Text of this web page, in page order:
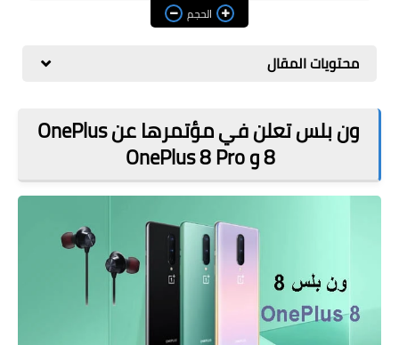
الربح من الانترنت
ذكاء اصطناعي
الحجم
محتويات المقال
ون بلس تعلن في مؤتمرها عن OnePlus
8 و OnePlus 8 Pro